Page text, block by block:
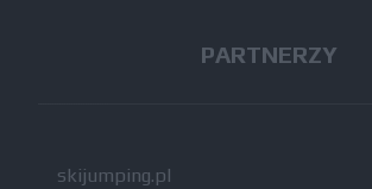
PARTNERZY
skijumping.pl